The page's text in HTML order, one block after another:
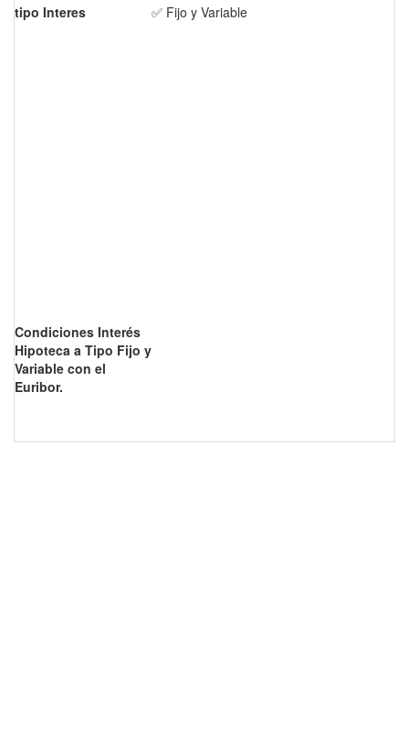
tipo Interes
✅ Fijo y Variable
Condiciones Interés
Hipoteca a Tipo Fijo y
Variable con el
Euribor.